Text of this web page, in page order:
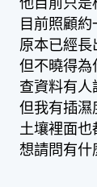
他目前只是
目前照顧約
原本已經長
但不曉得為
查資料有人
但我有插濕
土壤裡面也
想請問有什